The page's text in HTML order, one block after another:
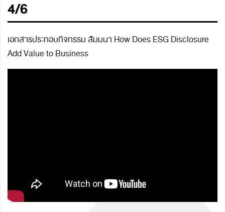
4/6
เอกสารประกอบกิจกรรม สัมมนา How Does ESG Disclosure
Add Value to Business